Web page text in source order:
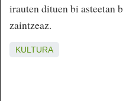
irauten dituen bi asteetan
zaintzeaz.
KULTURA